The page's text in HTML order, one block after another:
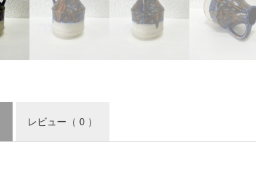
レビュー （ 0 ）